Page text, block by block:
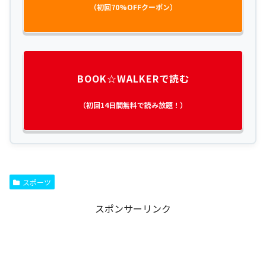
（初回70%OFFクーポン）
BOOK☆WALKERで読む
（初回14日間無料で読み放題！）
スポーツ
スポンサーリンク